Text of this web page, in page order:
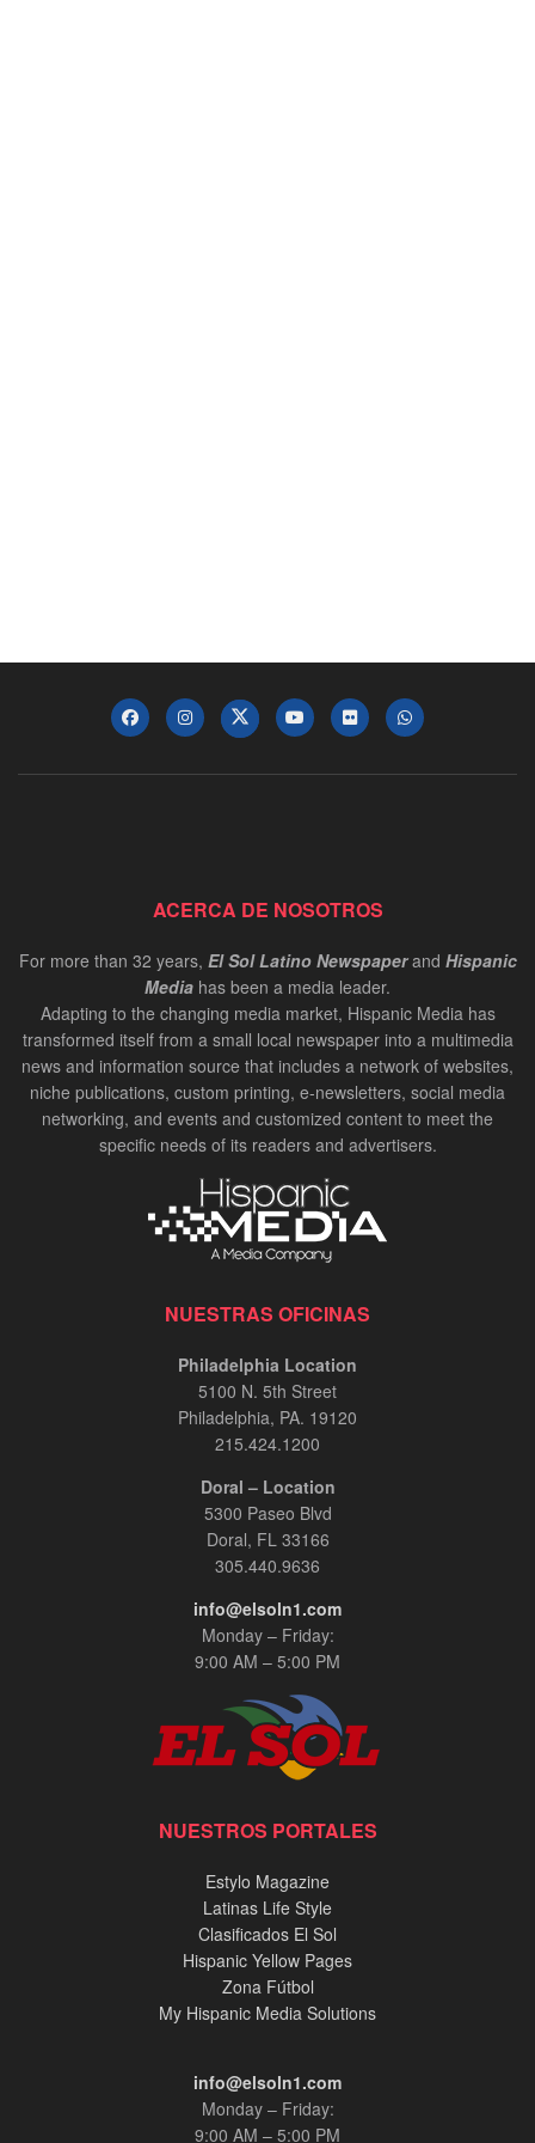
ACERCA DE NOSOTROS
For more than 32 years, El Sol Latino Newspaperand Hispanic
Media has been a media leader.
Adapting to the changing media market, Hispanic Media has
transformed itself from a small local newspaper into a multimedia
news and information source that includes a network of websites,
niche publications, custom printing, e-newsletters, social media
networking, and events and customized content to meet the
specific needs of its readers and advertisers.
NUESTRAS OFICINAS
Philadelphia Location
5100 N. 5th Street
Philadelphia, PA. 19120
215.424.1200
Doral – Location
5300 Paseo Blvd
Doral, FL 33166
305.440.9636
info@elsoln1.com
Monday – Friday:
9:00 AM – 5:00 PM
NUESTROS PORTALES
Estylo Magazine
Latinas Life Style
Clasificados El Sol
Hispanic Yellow Pages
Zona Fútbol
My Hispanic Media Solutions
info@elsoln1.com
Monday – Friday:
9:00 AM – 5:00 PM